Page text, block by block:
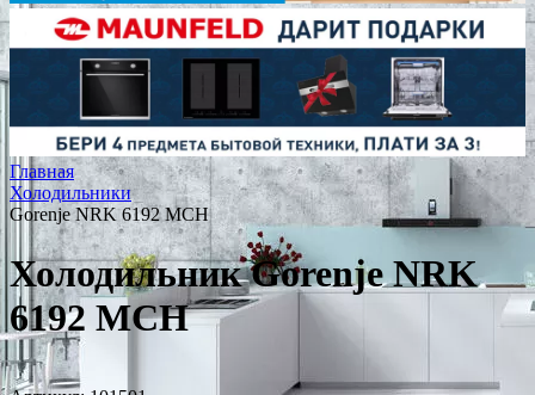
Главная
Холодильники
Gorenje NRK 6192 MCH
Холодильник Gorenje NRK
6192 MCH